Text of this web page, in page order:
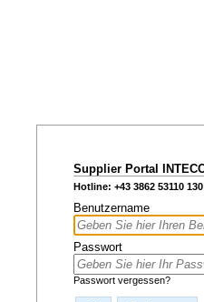
Supplier Portal
Hotline: +43 3862 53110 130
Benutzername
Passwort
Passwort vergessen?